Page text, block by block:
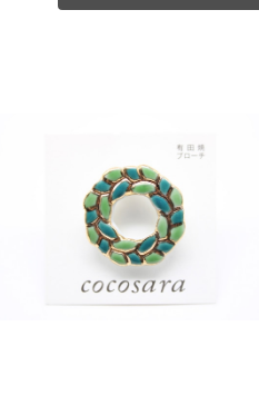
有田焼 ブローチ Greenリース 2
¥1,500
SOLD OUT